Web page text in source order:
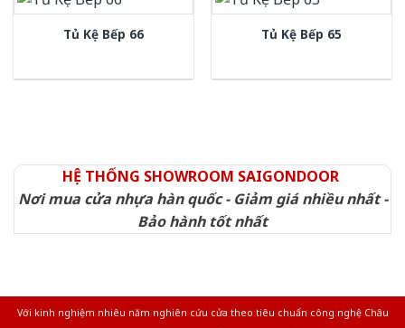
Tủ Kệ Bếp 66 Tủ Kệ Bếp 65
HỆ THỐNG SHOWROOM SAIGONDOOR
Nơi mua cửa nhựa hàn quốc - Giảm giá nhiều nhất -
Bảo hành tốt nhất
Với kinh nghiệm nhiêu năm nghiên cứu cửa theo tiêu chuẩn công nghệ Châu